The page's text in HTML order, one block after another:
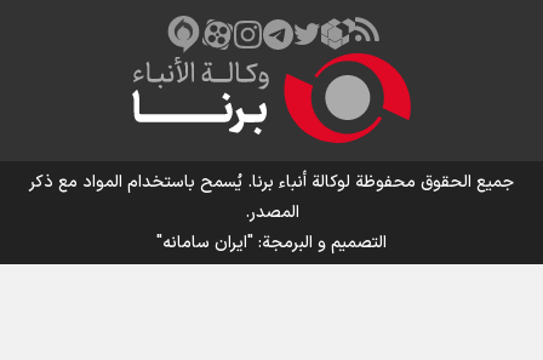
جميع الحقوق محفوظة لوكالة أنباء برنا. يُسمح باستخدام المواد مع ذكر
المصدر.
التصمیم و البرمجة:"ایران سامانه"